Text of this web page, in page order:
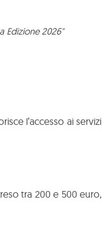
Edizione 2026"
l’accesso ai servizi
tra 200 e 500 euro,